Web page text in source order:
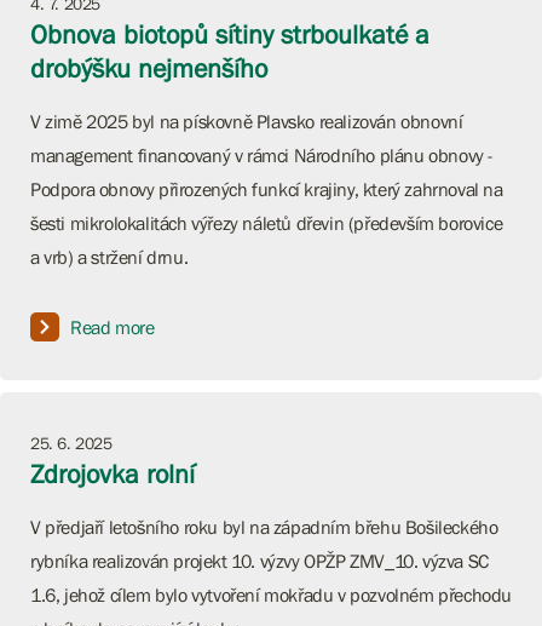
Obnova biotopů sítiny strboulkaté a
drobýšku nejmenšího
V zimě 2025 byl na pískovně Plavsko realizován obnovní
management financovaný v rámci Národního plánu obnovy -
Podpora obnovy přirozených funkcí krajiny, který zahrnoval na
šesti mikrolokalitách výřezy náletů dřevin (především borovice
a vrb) a stržení drnu.
Read more
25. 6. 2025
Zdrojovka rolní
V předjaří letošního roku byl na západním břehu Bošileckého
rybníka realizován projekt 10. výzvy OPŽP ZMV_10. výzva SC
1.6, jehož cílem bylo vytvoření mokřadu v pozvolném přechodu